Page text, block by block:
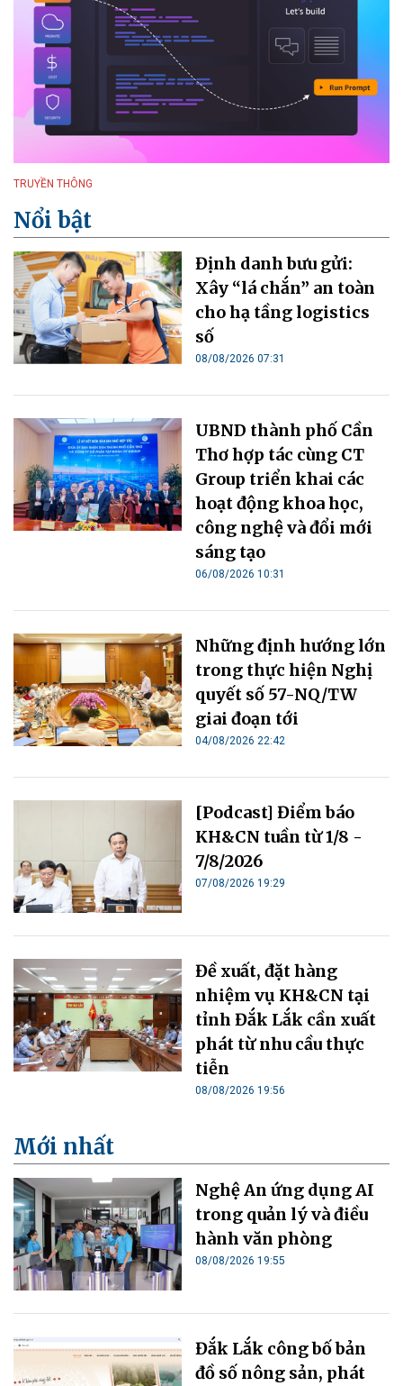
TRUYỀN THÔNG
Nổi bật
Định danh bưu gửi:
Xây “lá chắn” an toàn
cho hạ tầng logistics
số
08/08/2026 07:31
UBND thành phố Cần
Thơ hợp tác cùng CT
Group triển khai các
hoạt động khoa học,
công nghệ và đổi mới
sáng tạo
06/08/2026 10:31
Những định hướng lớn
trong thực hiện Nghị
quyết số 57-NQ/TW
giai đoạn tới
04/08/2026 22:42
[Podcast] Điểm báo
KH&CN tuần từ 1/8 -
7/8/2026
07/08/2026 19:29
Đề xuất, đặt hàng
nhiệm vụ KH&CN tại
tỉnh Đắk Lắk cần xuất
phát từ nhu cầu thực
tiễn
08/08/2026 19:56
Mới nhất
Nghệ An ứng dụng AI
trong quản lý và điều
hành văn phòng
08/08/2026 19:55
Đắk Lắk công bố bản
đồ số nông sản, phát